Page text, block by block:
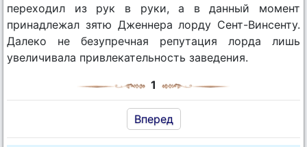
переходил из рук в руки, а в данный момент
принадлежал зятю Дженнера лорду Сент-Винсенту.
Далеко не безупречная репутация лорда лишь
увеличивала привлекательность заведения.
1
Вперед